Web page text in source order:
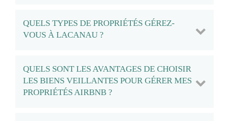
QUELS TYPES DE PROPRIÉTÉS GÉREZ-
VOUS À LACANAU ?
QUELS SONT LES AVANTAGES DE CHOISIR
LES BIENS VEILLANTES POUR GÉRER MES
PROPRIÉTÉS AIRBNB ?